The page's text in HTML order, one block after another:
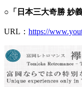
○「日本三大奇勝 妙
URL： https://